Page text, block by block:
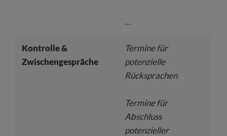
…
Kontrolle &
Zwischengespräche
Termine für
potenzielle
Rücksprachen
Termine für
Abschluss
potenzieller